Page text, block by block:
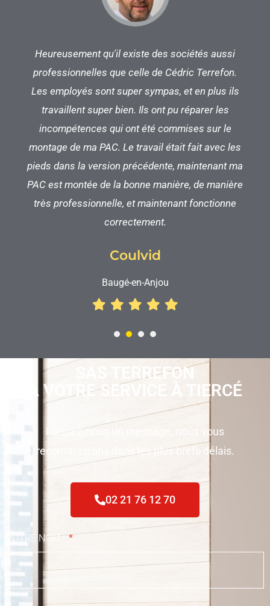
Heureusement qu'il existe des sociétés aussi
professionnelles que celle de Cédric Terrefon.
Les employés sont super sympas, et en plus ils
travaillent super bien. Ils ont pu réparer les
incompétences qui ont été commises sur le
montage de ma PAC. Le travail était fait avec les
pieds dans la version précédente, maintenant ma
PAC est montée de la bonne manière, de manière
très professionnelle, et maintenant fonctionne
correctement.
Coulvid
Baugé-en-Anjou
SAS TERREFON
A VOTRE SERVICE À TIERCÉ
Laissez-nous un message, nous vous
recontacterons dans les plus brefs délais.
02 21 76 12 70
VOTRE NOM :